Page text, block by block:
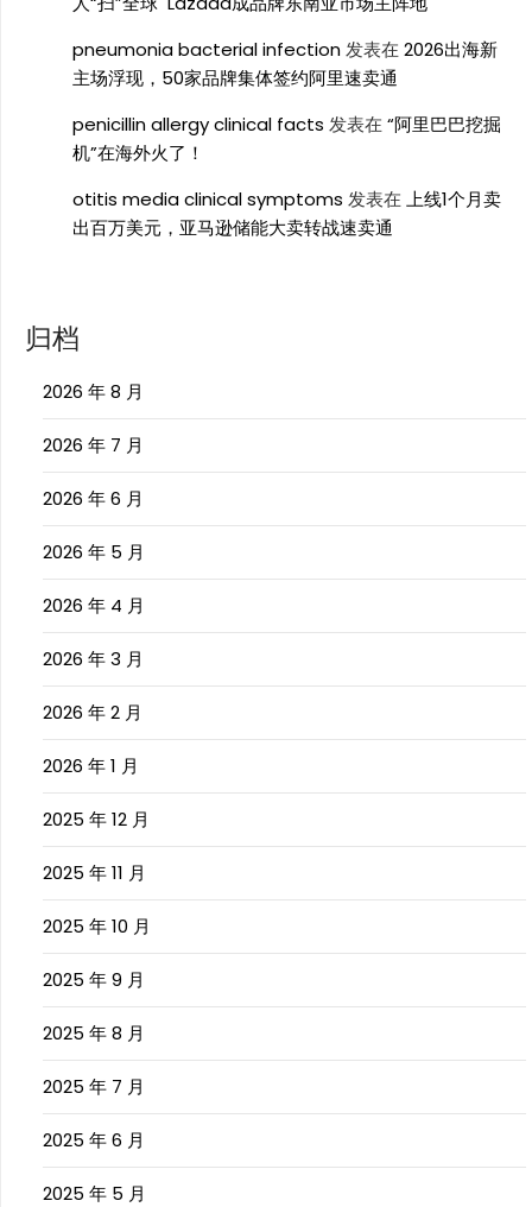
pneumonia bacterial infection发表在2026出海新
主场浮现，50家品牌集体签约阿里速卖通
penicillin allergy clinical facts 发表在“阿里巴巴挖掘
机”在海外火了！
otitis media clinical symptoms 发表在上线1个月卖
出百万美元，亚马逊储能大卖转战速卖通
归档
2026 年 8 月
2026 年 7 月
2026 年 6 月
2026 年 5 月
2026 年 4 月
2026 年 3 月
2026 年 2 月
2026 年 1 月
2025 年 12 月
2025 年 11 月
2025 年 10 月
2025 年 9 月
2025 年 8 月
2025 年 7 月
2025 年 6 月
2025 年 5 月